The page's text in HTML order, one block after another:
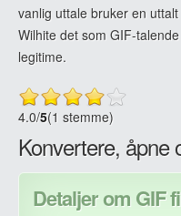
vanlig uttale bruker en
Wilhite det som GIF-
legitime.
4.0/5(1 stemme)
Konvertere, åpne
Detaljer om GIF